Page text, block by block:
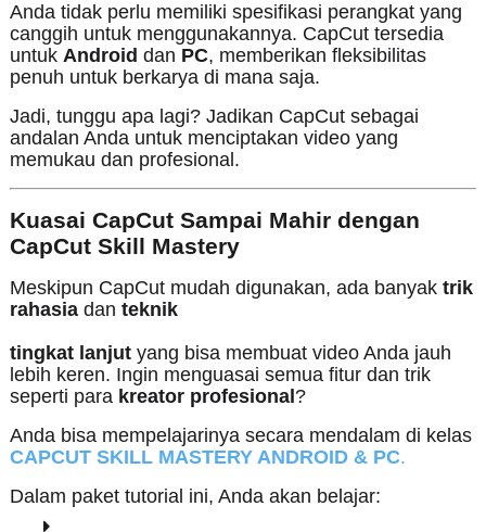
Anda tidak perlu memiliki spesifikasi perangkat yang
canggih untuk menggunakannya. CapCut tersedia
untuk Android dan PC, memberikan fleksibilitas
penuh untuk berkarya di mana saja.
Jadi, tunggu apa lagi? Jadikan CapCut sebagai
andalan Anda untuk menciptakan video yang
memukau dan profesional.
Kuasai CapCut Sampai Mahir dengan
CapCut Skill Mastery
Meskipun CapCut mudah digunakan, ada banyak trik
rahasiadan teknik
tingkat lanjutyang bisa membuat video Anda jauh
lebih keren. Ingin menguasai semua fitur dan trik
seperti para kreator profesional ?
Anda bisa mempelajarinya secara mendalam di kelas
CAPCUT SKILL MASTERY ANDROID & PC.
Dalam paket tutorial ini, Anda akan belajar: